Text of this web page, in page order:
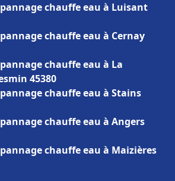
chauffe eau à Luisant
chauffe eau à Cernay
chauffe eau à La
45380
chauffe eau à Stains
chauffe eau à Angers
chauffe eau à Maizières